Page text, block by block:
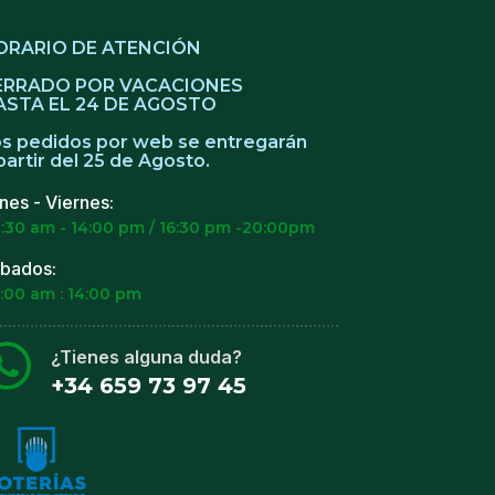
DE ATENCIÓN
POR VACACIONES
EL 24 DE AGOSTO
pedidos por web se entregarán
del 25 de Agosto.
- Viernes:
am - 14:00 pm / 16:30 pm -20:00pm
am : 14:00 pm
¿Tienes alguna duda?
+34 659 73 97 45